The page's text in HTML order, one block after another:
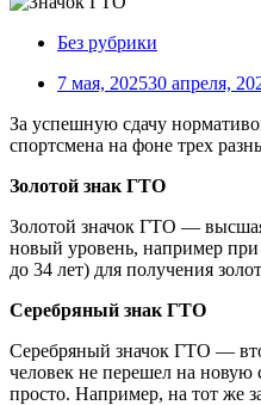
Без рубрики
7 мая, 202530 апреля,
За успешную сдачу
спортсмена на фоне трех
Золотой знак ГТО
Золотой значок ГТО — высшая
новый уровень, например
до 34 лет) для получения
Серебряный знак ГТО
Серебряный значок ГТО —
человек не перешел на новую
просто. Например, на тот же